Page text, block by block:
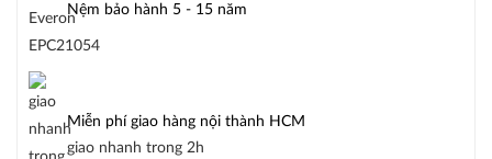
Nệm bảo hành 5 - 15 năm
Miễn phí giao hàng nội thành HCM
giao nhanh trong 2h